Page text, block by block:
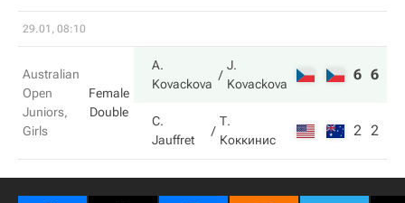
29.01, 08:10
Australian
Open
Juniors,
Girls
Female
Double
A.
Kovackova
J.
Kovackova
6 6
C.
Jauffret
Т.
Коккинис
2 2